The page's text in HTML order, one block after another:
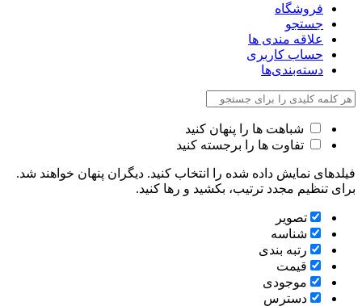
فروشگاه
جستجو
علاقه مندی ها
حساب کاربری
دسته‌بندی‌ها
شباهت ها را پنهان کنید
تفاوت ها را برجسته کنید
فیلدهای نمایش داده شده را انتخاب کنید. دیگران پنهان خواهند شد.
برای تنظیم مجدد ترتیب، بکشید و رها کنید.
تصویر
شناسه
رتبه بندی
قیمت
موجودی
دسترس